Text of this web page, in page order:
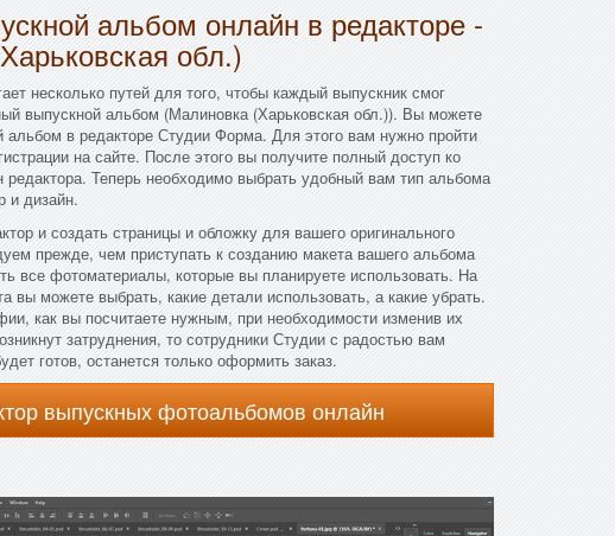
альбом онлайн в редакторе -
обл.)
несколько путей для того, чтобы каждый выпускник смог
выпускной альбом (Малиновка (Харьковская обл.)). Вы можете
альбом в редакторе Студии Форма. Для этого вам нужно пройти
на сайте. После этого вы получите полный доступ ко
Теперь необходимо выбрать удобный вам тип альбома
и дизайн.
и создать страницы и обложку для вашего оригинального
прежде, чем приступать к созданию макета вашего альбома
все фотоматериалы, которые вы планируете использовать. На
вы можете выбрать, какие детали использовать, а какие убрать.
как вы посчитаете нужным, при необходимости изменив их
затруднения, то сотрудники Студии с радостью вам
готов, останется только оформить заказ.
выпускных фотоальбомов онлайн